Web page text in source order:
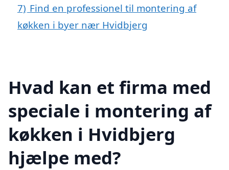
7) Find en professionel til montering af
køkken i byer nær Hvidbjerg
Hvad kan et firma med
speciale i montering af
køkken i Hvidbjerg
hjælpe med?